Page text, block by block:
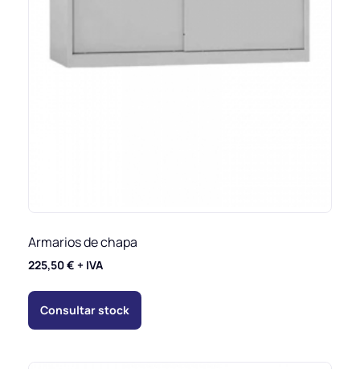
Armarios de chapa
225,50€ + IVA
Consultar stock